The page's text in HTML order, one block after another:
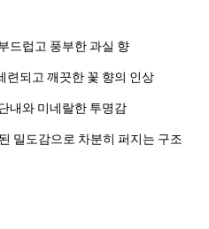
드럽고 풍부한 과실 향
련되고 깨끗한 꽃 향의 인상
내와 미네랄한 투명감
밀도감으로 차분히 퍼지는 구조